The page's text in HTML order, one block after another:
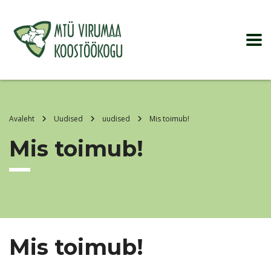
Avaleht Uudised uudised Mis toimub!
Mis toimub!
Mis toimub!